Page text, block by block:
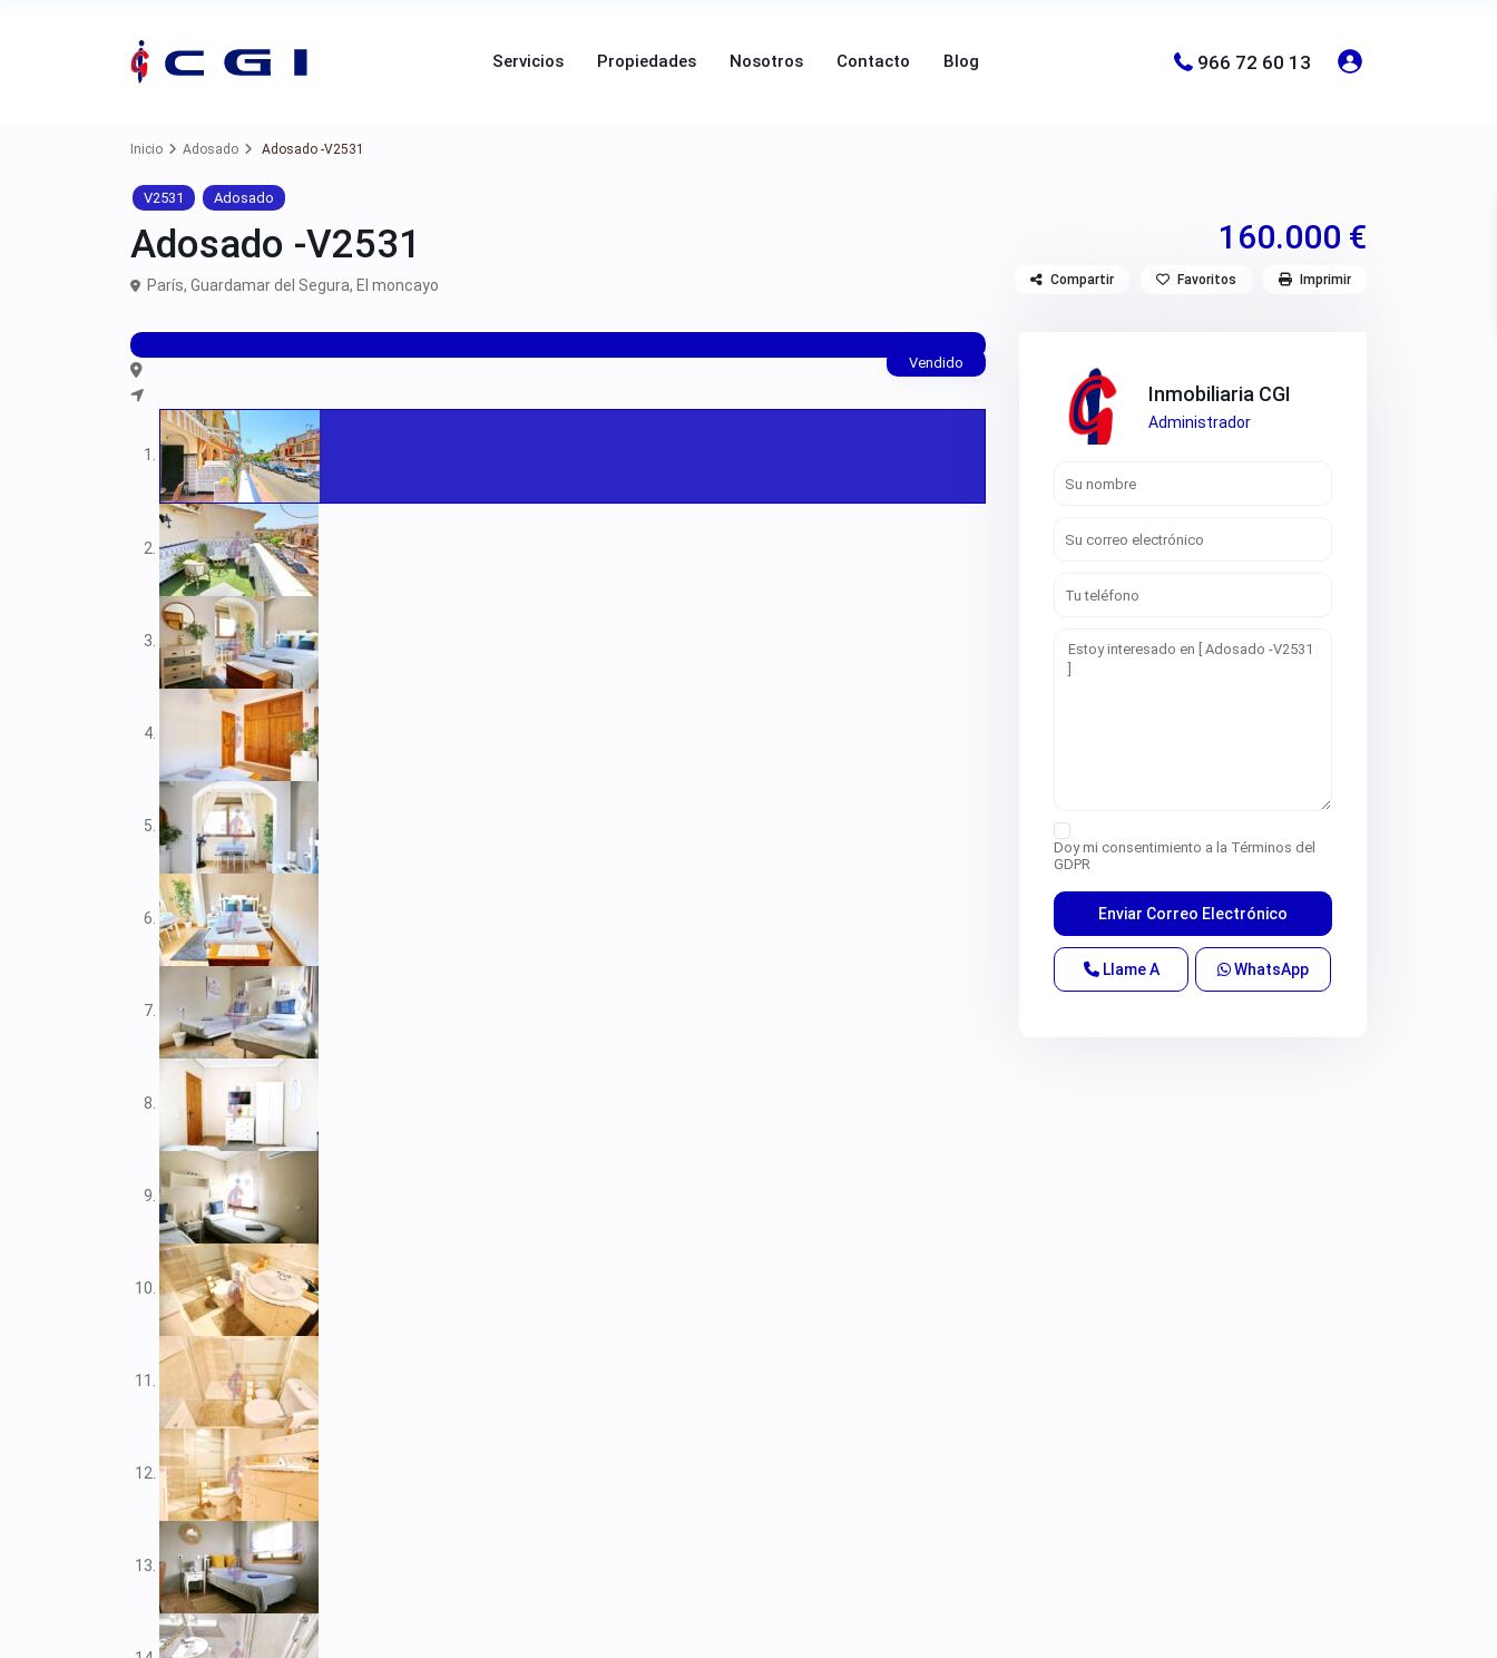
Servicios Propiedades Nosotros Contacto Blog 966 72 60 13
Inicio Adosado Adosado -V2531
V2531 Adosado
Adosado -V2531 160.000 €
París, Guardamar del Segura, El moncayo Compartir Favoritos Imprimir
Vendido
Inmobiliaria CGI
Administrador
Doy mi consentimiento a la Términos del
GDPR
Llame A WhatsApp